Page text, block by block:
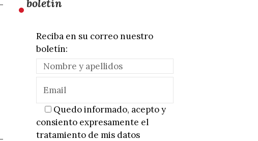
boletín
Reciba en su correo nuestro
boletín:
Quedo informado, acepto y
consiento expresamente el
tratamiento de mis datos